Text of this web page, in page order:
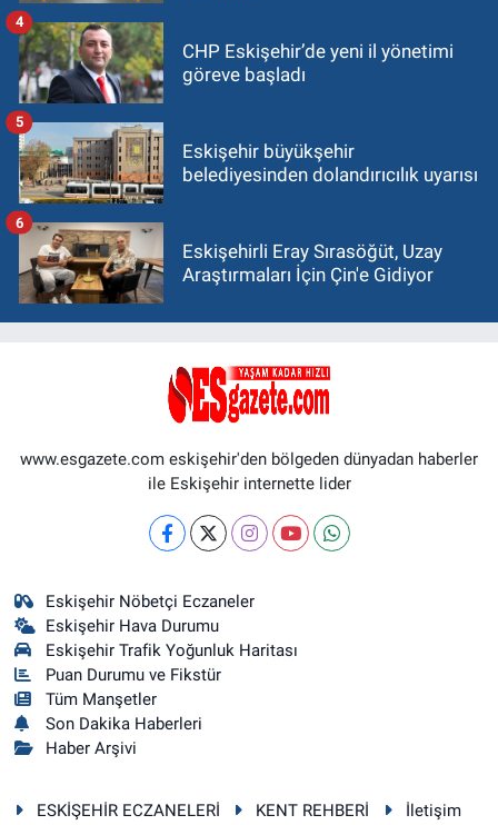
CHP Eskişehir’de yeni il yönetimi
göreve başladı
4
Eskişehir büyükşehir
belediyesinden dolandırıcılık uyarısı
5
Eskişehirli Eray Sırasöğüt, Uzay
Araştırmaları İçin Çin'e Gidiyor
6
www.esgazete.com eskişehir'den bölgeden dünyadan haberler
ile Eskişehir internette lider
Eskişehir Nöbetçi Eczaneler
Eskişehir Hava Durumu
Eskişehir Trafik Yoğunluk Haritası
Puan Durumu ve Fikstür
Tüm Manşetler
Son Dakika Haberleri
Haber Arşivi
ESKİŞEHİR ECZANELERİ KENT REHBERİ
İletişim